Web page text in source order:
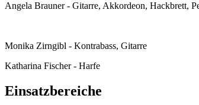
Angela Brauner - Gitarre, Akkordeon, Hackbrett,
Monika Zirngibl - Kontrabass, Gitarre
Katharina Fischer - Harfe
Einsatzbereiche